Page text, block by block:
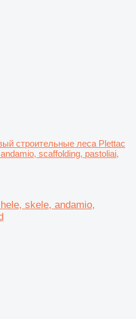
строительные леса Plettac
scaffolding, pastoliai,
skele, andamio,